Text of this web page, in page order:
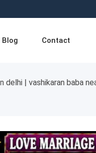
Blog Contact
| vashikaran baba